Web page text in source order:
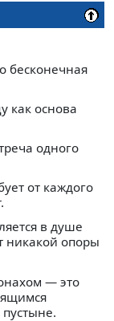
бесконечная
как основа
одного
от каждого
в душе
никакой опоры
— это